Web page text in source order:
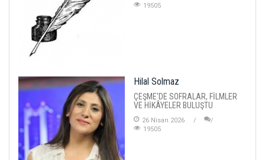
19505
Hilal Solmaz
ÇEŞME'DE SOFRALAR, FİLMLER
VE HİKÂYELER BULUŞTU
26 Nisan 2026
19505